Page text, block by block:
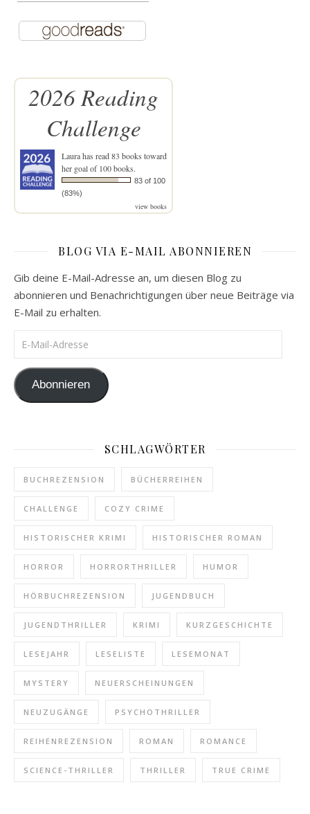
2026 Reading
Challenge
Laurahas read 83 books toward
her goal of 100 books.
83 of 100
(83%)
view books
BLOG VIA E-MAIL ABONNIEREN
Gib deine E-Mail-Adresse an, um diesen Blog zu
abonnieren und Benachrichtigungen über neue Beiträge via
E-Mail zu erhalten.
E-Mail-Adresse
Abonnieren
SCHLAGWÖRTER
BUCHREZENSION BÜCHERREIHEN
CHALLENGE COZY CRIME
HISTORISCHER KRIMI HISTORISCHER ROMAN
HORROR HORRORTHRILLER HUMOR
HÖRBUCHREZENSION JUGENDBUCH
JUGENDTHRILLER KRIMI KURZGESCHICHTE
LESEJAHR LESELISTE LESEMONAT
MYSTERY NEUERSCHEINUNGEN
NEUZUGÄNGE PSYCHOTHRILLER
REIHENREZENSION ROMAN ROMANCE
SCIENCE-THRILLER THRILLER TRUE CRIME